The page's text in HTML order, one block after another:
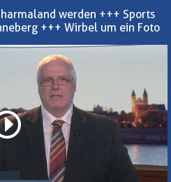
werden +++ Sports
+++ Wirbel um ein Foto